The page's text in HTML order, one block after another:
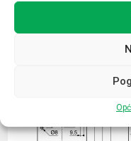
Povezani